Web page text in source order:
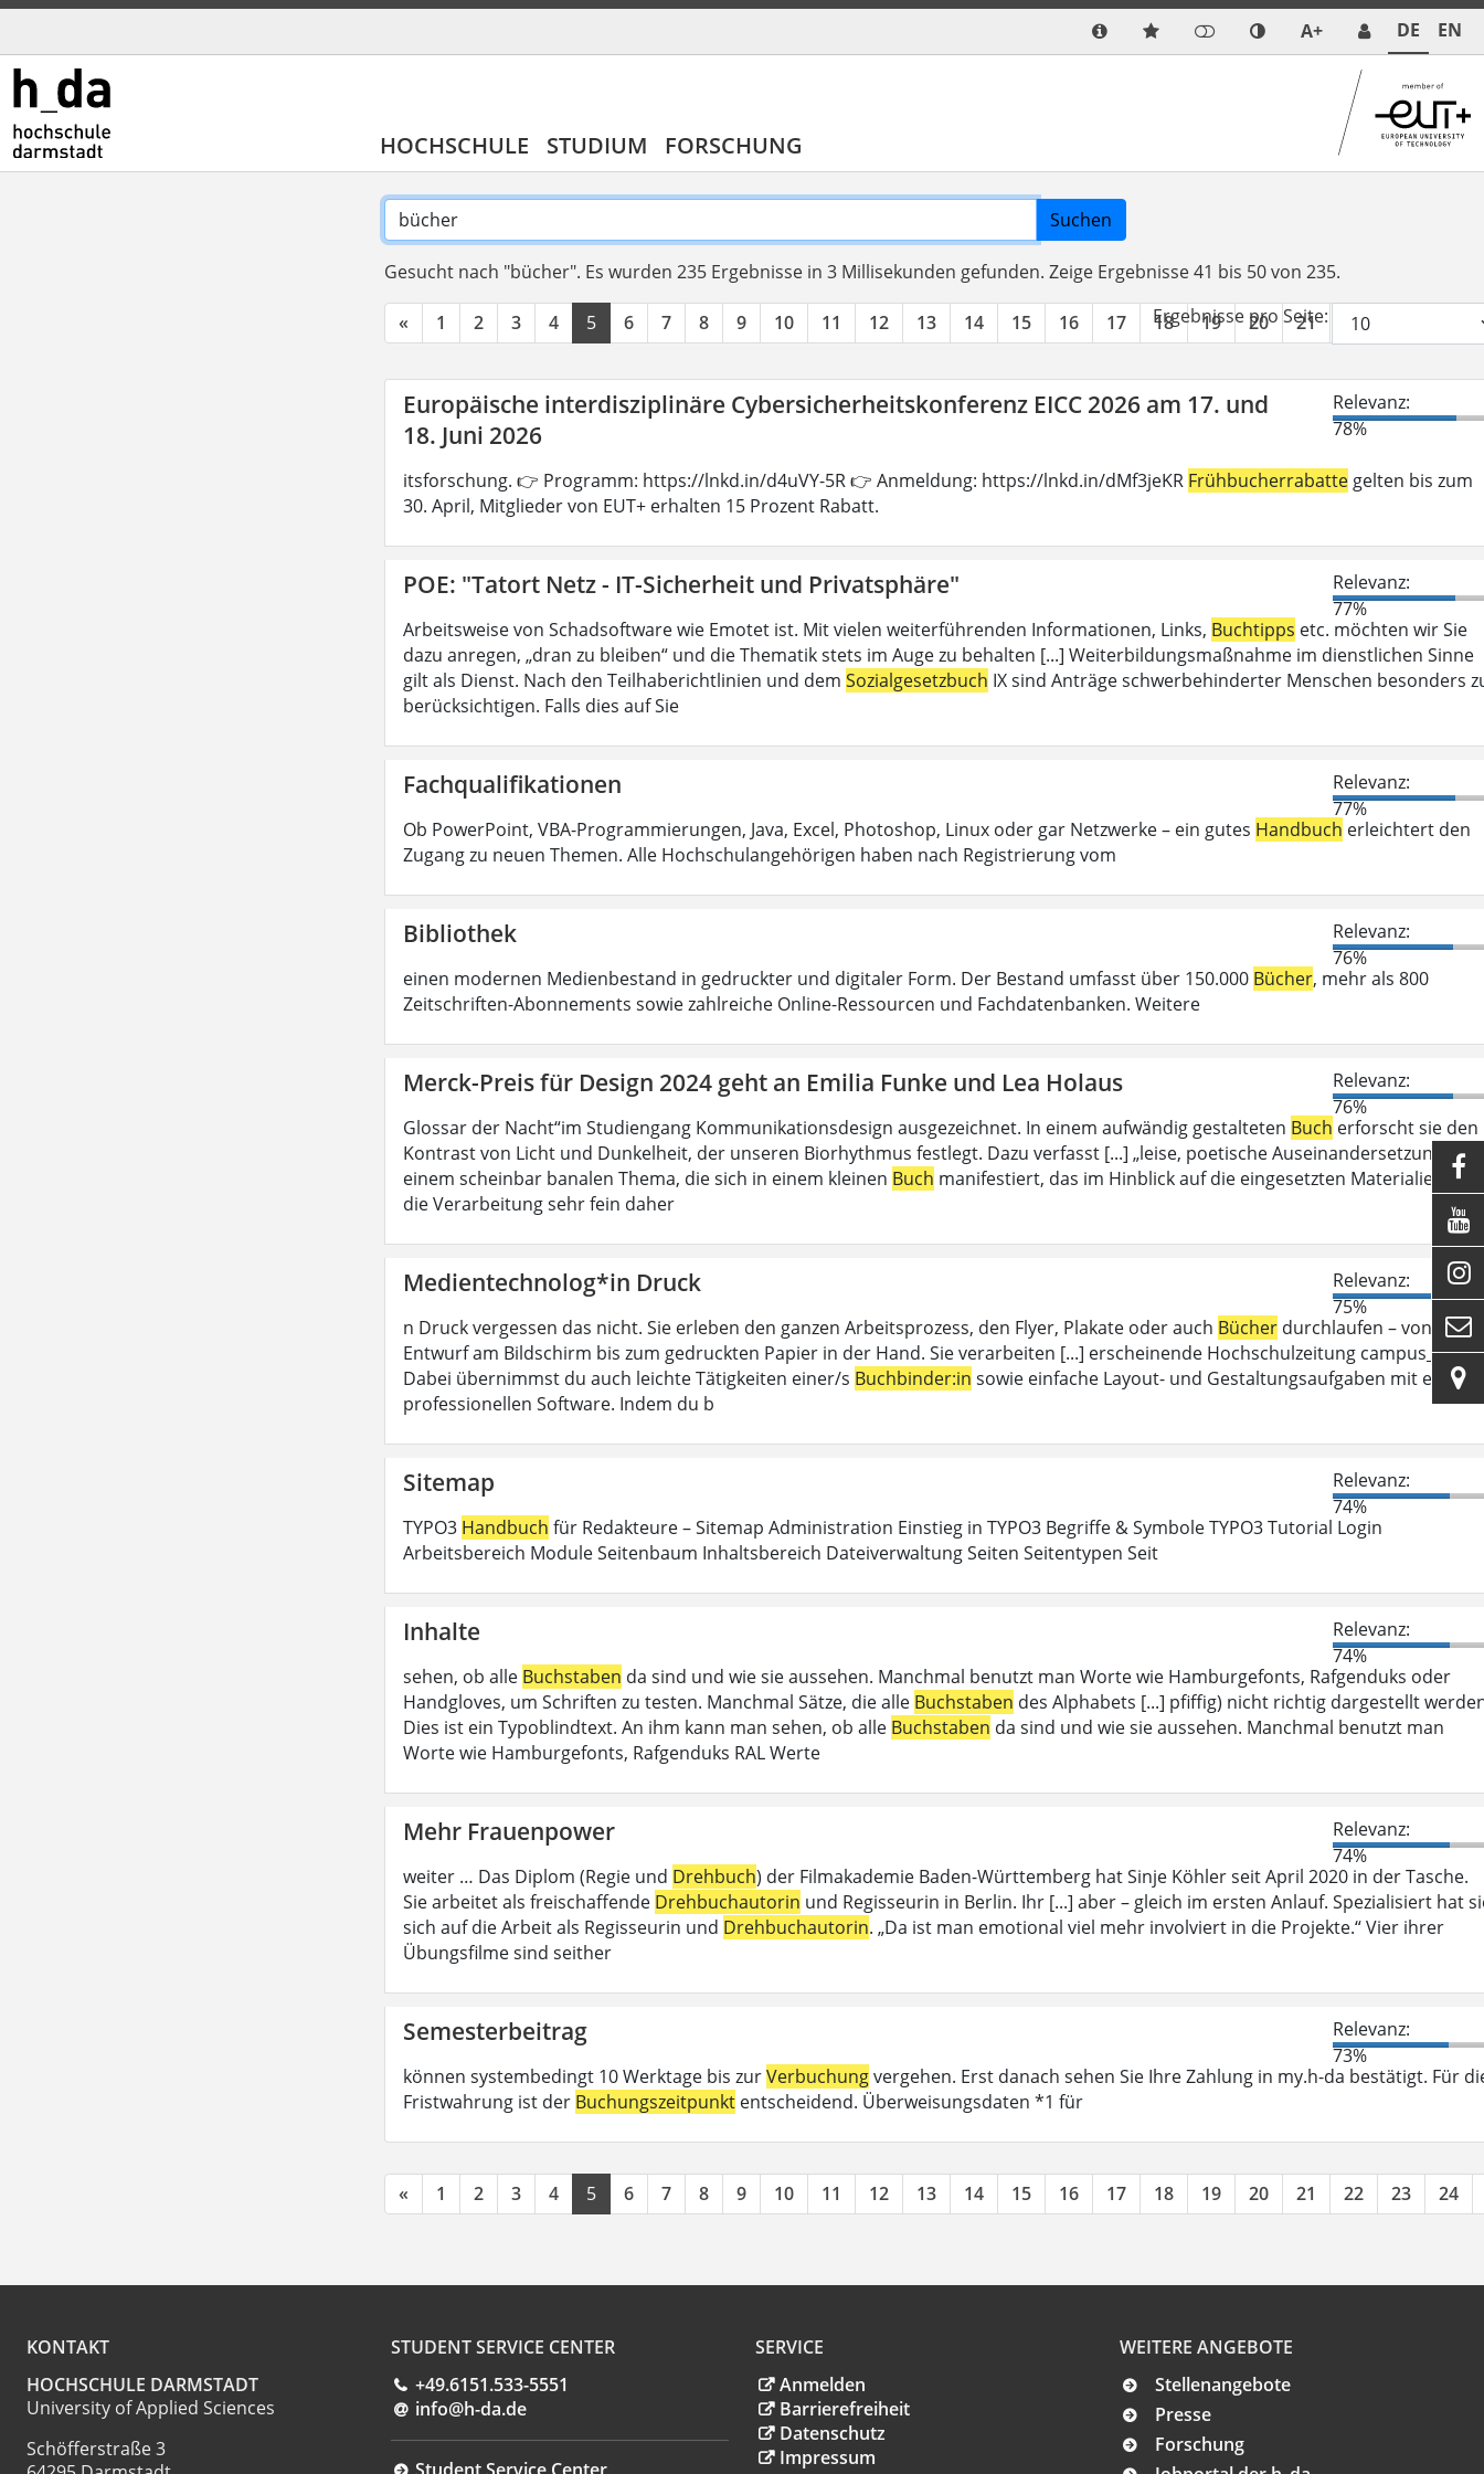
A+ DE EN
HOCHSCHULE STUDIUM FORSCHUNG
Suchen
Gesucht nach "bücher". Es wurden 235 Ergebnisse in 3 Millisekunden gefunden. Zeige Ergebnisse 41 bis 50 von 235.
« 1 2 3 4 5 6 7 8 9 10 11 12 13 14 15 16 17 18 19 20 21 22
Ergebnisse pro Seite:
Europäische interdisziplinäre Cybersicherheitskonferenz EICC 2026 am 17. und
18. Juni 2026
Relevanz:
78%
itsforschung. 👉 Programm: https://lnkd.in/d4uVY-5R 👉 Anmeldung: https://lnkd.in/dMf3jeKR Frühbucherrabatte gelten bis zum
30. April, Mitglieder von EUT+ erhalten 15 Prozent Rabatt.
POE: "Tatort Netz - IT-Sicherheit und Privatsphäre"
Relevanz:
77%
Arbeitsweise von Schadsoftware wie Emotet ist. Mit vielen weiterführenden Informationen, Links, Buchtipps etc. möchten wir Sie
dazu anregen, „dran zu bleiben“ und die Thematik stets im Auge zu behalten [...] Weiterbildungsmaßnahme im dienstlichen Sinne
gilt als Dienst. Nach den Teilhaberichtlinien und dem Sozialgesetzbuch IX sind Anträge schwerbehinderter Menschen besonders
berücksichtigen. Falls dies auf Sie
Fachqualifikationen
Relevanz:
77%
Ob PowerPoint, VBA-Programmierungen, Java, Excel, Photoshop, Linux oder gar Netzwerke – ein gutes Handbuch erleichtert den
Zugang zu neuen Themen. Alle Hochschulangehörigen haben nach Registrierung vom
Bibliothek
Relevanz:
76%
einen modernen Medienbestand in gedruckter und digitaler Form. Der Bestand umfasst über 150.000 Bücher, mehr als 800
Zeitschriften-Abonnements sowie zahlreiche Online-Ressourcen und Fachdatenbanken. Weitere
Merck-Preis für Design 2024 geht an Emilia Funke und Lea Holaus
Relevanz:
76%
Glossar der Nacht“im Studiengang Kommunikationsdesign ausgezeichnet. In einem aufwändig gestalteten Buch erforscht sie den
Kontrast von Licht und Dunkelheit, der unseren Biorhythmus festlegt. Dazu verfasst [...] „leise, poetische Auseinandersetzung mit
einem scheinbar banalen Thema, die sich in einem kleinen Buch manifestiert, das im Hinblick auf die eingesetzten Materialien und
die Verarbeitung sehr fein daher
Medientechnolog*in Druck
Relevanz:
75%
n Druck vergessen das nicht. Sie erleben den ganzen Arbeitsprozess, den Flyer, Plakate oder auch Bücher durchlaufen – von dem
Entwurf am Bildschirm bis zum gedruckten Papier in der Hand. Sie verarbeiten [...] erscheinende Hochschulzeitung campus_d.
Dabei übernimmst du auch leichte Tätigkeiten einer/s Buchbinder:in sowie einfache Layout- und Gestaltungsaufgaben mit einer
professionellen Software. Indem du b
Sitemap
Relevanz:
74%
TYPO3 Handbuch für Redakteure – Sitemap Administration Einstieg in TYPO3 Begriffe & Symbole TYPO3 Tutorial Login
Arbeitsbereich Module Seitenbaum Inhaltsbereich Dateiverwaltung Seiten Seitentypen Seit
Inhalte
Relevanz:
74%
sehen, ob alle Buchstaben da sind und wie sie aussehen. Manchmal benutzt man Worte wie Hamburgefonts, Rafgenduks oder
Handgloves, um Schriften zu testen. Manchmal Sätze, die alle Buchstaben des Alphabets [...] pfiffig) nicht richtig dargestellt
Dies ist ein Typoblindtext. An ihm kann man sehen, ob alle Buchstaben da sind und wie sie aussehen. Manchmal benutzt man
Worte wie Hamburgefonts, Rafgenduks RAL Werte
Mehr Frauenpower
Relevanz:
74%
weiter … Das Diplom (Regie und Drehbuch) der Filmakademie Baden-Württemberg hat Sinje Köhler seit April 2020 in der Tasche.
Sie arbeitet als freischaffende Drehbuchautorin und Regisseurin in Berlin. Ihr [...] aber – gleich im ersten Anlauf. Spezialisiert hat
sich auf die Arbeit als Regisseurin und Drehbuchautorin. „Da ist man emotional viel mehr involviert in die Projekte.“ Vier ihrer
Übungsfilme sind seither
Semesterbeitrag
Relevanz:
73%
können systembedingt 10 Werktage bis zurVerbuchungvergehen. Erst danach sehen Sie Ihre Zahlung in my.h-da bestätigt. Für
Fristwahrung ist der Buchungszeitpunkt entscheidend. Überweisungsdaten *1 für
« 1 2 3 4 5 6 7 8 9 10 11 12 13 14 15 16 17 18 19 20 21 22 23 24
KONTAKT
HOCHSCHULE DARMSTADT
University of Applied Sciences
Schöfferstraße 3
STUDENT SERVICE CENTER
+49.6151.533-5551
info@h-da.de
SERVICE
Anmelden
Barrierefreiheit
Datenschutz
Impressum
WEITERE ANGEBOTE
Stellenangebote
Presse
Forschung




